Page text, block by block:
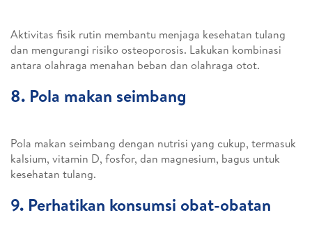
Aktivitas fisik rutin membantu menjaga kesehatan tulang
dan mengurangi risiko osteoporosis. Lakukan kombinasi
antara olahraga menahan beban dan olahraga otot.
8. Pola makan seimbang
Pola makan seimbang dengan nutrisi yang cukup, termasuk
kalsium, vitamin D, fosfor, dan magnesium, bagus untuk
kesehatan tulang.
9. Perhatikan konsumsi obat-obatan